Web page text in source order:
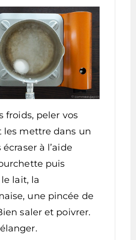
froids, peler vos
mettre dans un
écraser à l’aide
puis
lait, la
une pincée de
saler et poivrer.